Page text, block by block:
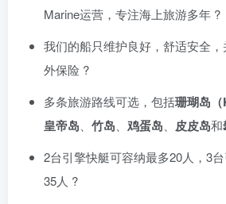
Marine运营，专注海上旅游多年 ?️
我们的船只维护良好，舒适安全
外保险 ?
多条旅游路线可选，包括珊瑚岛（
皇帝岛 竹岛 鸡蛋岛 皮皮岛和
2台引擎快艇可容纳最多20人，3
35人 ?